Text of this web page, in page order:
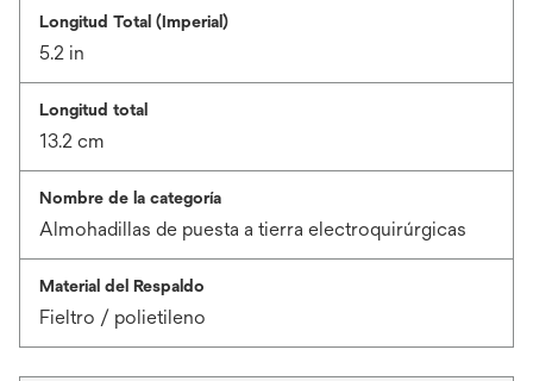
Longitud Total (Imperial)
5.2 in
Longitud total
13.2 cm
Nombre de la categoría
Almohadillas de puesta a tierra electroquirúrgicas
Material del Respaldo
Fieltro / polietileno